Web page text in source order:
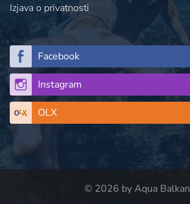
Izjava o privatnosti
Facebook
Instagram
OLX
© 2026 by Aqua Balkan